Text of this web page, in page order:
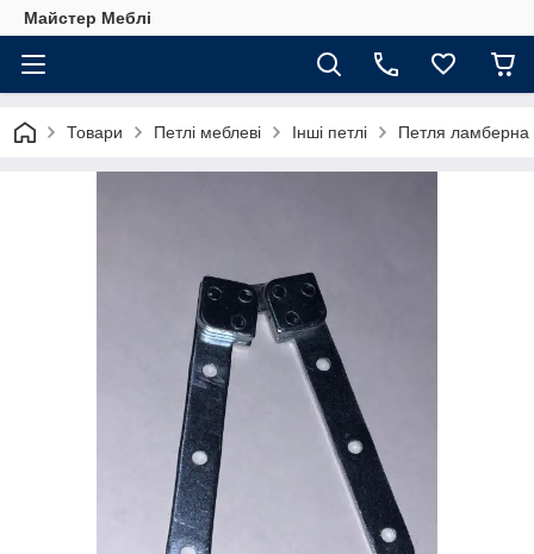
Майстер Меблі
Товари Петлі меблеві Інші петлі Петля ламберна